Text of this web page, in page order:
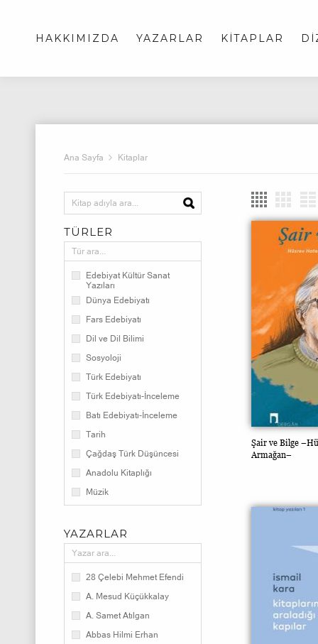
HAKKIMIZDA YAZARLAR KİTAPLAR
Ana Sayfa Kitaplar
TÜRLER
Edebiyat Kültür Sanat
Yazıları
Dünya Edebiyatı
Fars Edebiyatı
Dil ve Dil Bilimi
Sosyoloji
Türk Edebiyatı
Türk Edebiyatı-İnceleme
Batı Edebiyatı-İnceleme
Tarih
Çağdaş Türk Düşüncesi
Anadolu Kitaplığı
Müzik
Doğu Düşüncesi
Batının Gözüyle Türkler
YAZARLAR
28 Çelebi Mehmet Efendi
A. Mesud Küçükkalay
A. Samet Atılgan
Abbas Hilmi Erhan
Şair ve Bilge
Armağan–